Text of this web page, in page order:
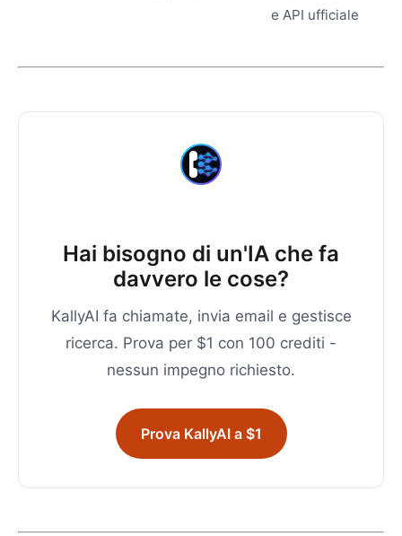
e API ufficiale
Hai bisogno di un'IA che fa
davvero le cose?
KallyAI fa chiamate, invia email e gestisce
ricerca. Prova per $1 con 100 crediti -
nessun impegno richiesto.
Prova KallyAI a $1